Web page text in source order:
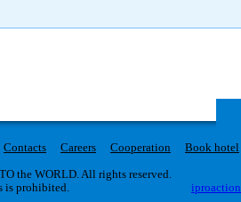
Contacts Careers Cooperation
Book hotel
the WORLD. All rights reserved.
is prohibited.
iproaction